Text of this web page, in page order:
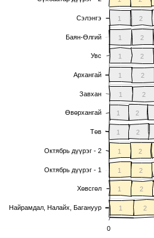
1
1
1
1
1
1
1
1
1
1
1
2
2
2
2
2
2
2
2
2
2
2
Сэлэнгэ
Баян-Өлгий
Увс
Архангай
Завхан
Өвөрхангай
Төв
Октябрь дүүрэг - 2
Октябрь дүүрэг - 1
Хөвсгөл
Найрамдал, Налайх, Багануур
0